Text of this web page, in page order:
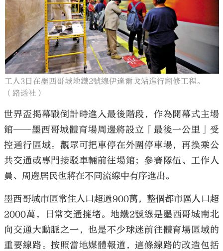
工人3日在墨西哥城地鐵2號線伊達爾戈站進行翻修工程。
（路透社）
世界盃揭幕戰倒計時進入最後階段，作為開幕式主場
館──墨西哥城體育場周邊將設立「最後一公里」受
控通行區域。觀眾可把車停在外圍停車場，再換乘公
共交通或專門接駁車輛前往場館；參賽隊伍、工作人
員、周邊居民也將在不同流線中有序進出。
墨西哥城市區常住人口超過900萬，整個都市區人口超
2000萬，日常交通擁堵。地鐵2號線是墨西哥城南北
向交通大動脈之一，也是不少球迷前往體育場區域的
重要線路。按照當地媒體報道，這條線路的改造包括